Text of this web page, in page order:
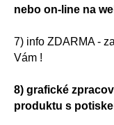
nebo on-line na
7) info ZDARMA -
Vám !
8) grafické
produktu s